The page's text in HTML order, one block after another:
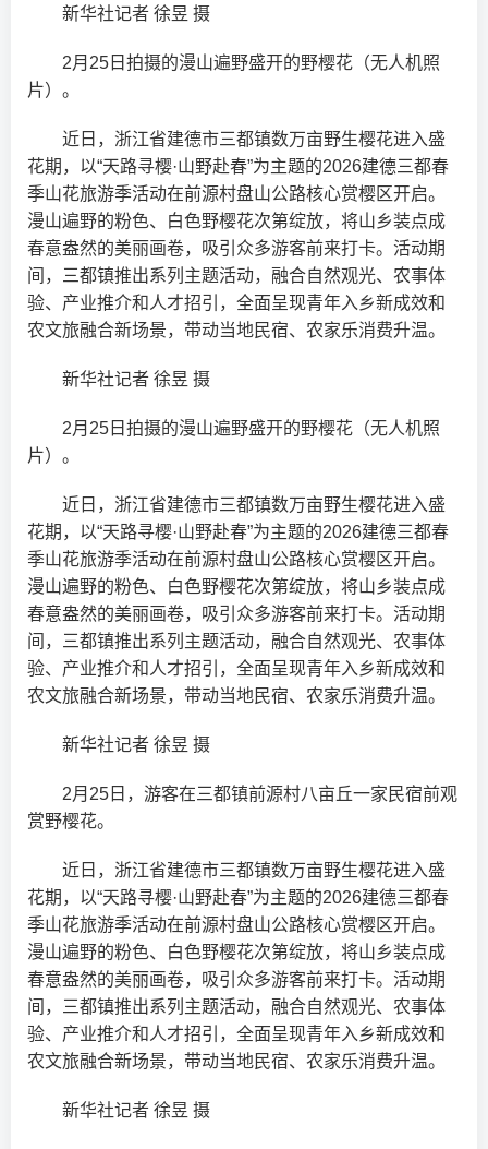
新华社记者 徐昱 摄
2月25日拍摄的漫山遍野盛开的野樱花（无人机照
片）。
近日，浙江省建德市三都镇数万亩野生樱花进入盛
花期，以“天路寻樱·山野赴春”为主题的2026建德三都春
季山花旅游季活动在前源村盘山公路核心赏樱区开启。
漫山遍野的粉色、白色野樱花次第绽放，将山乡装点成
春意盎然的美丽画卷，吸引众多游客前来打卡。活动期
间，三都镇推出系列主题活动，融合自然观光、农事体
验、产业推介和人才招引，全面呈现青年入乡新成效和
农文旅融合新场景，带动当地民宿、农家乐消费升温。
新华社记者 徐昱 摄
2月25日拍摄的漫山遍野盛开的野樱花（无人机照
片）。
近日，浙江省建德市三都镇数万亩野生樱花进入盛
花期，以“天路寻樱·山野赴春”为主题的2026建德三都春
季山花旅游季活动在前源村盘山公路核心赏樱区开启。
漫山遍野的粉色、白色野樱花次第绽放，将山乡装点成
春意盎然的美丽画卷，吸引众多游客前来打卡。活动期
间，三都镇推出系列主题活动，融合自然观光、农事体
验、产业推介和人才招引，全面呈现青年入乡新成效和
农文旅融合新场景，带动当地民宿、农家乐消费升温。
新华社记者 徐昱 摄
2月25日，游客在三都镇前源村八亩丘一家民宿前观
赏野樱花。
近日，浙江省建德市三都镇数万亩野生樱花进入盛
花期，以“天路寻樱·山野赴春”为主题的2026建德三都春
季山花旅游季活动在前源村盘山公路核心赏樱区开启。
漫山遍野的粉色、白色野樱花次第绽放，将山乡装点成
春意盎然的美丽画卷，吸引众多游客前来打卡。活动期
间，三都镇推出系列主题活动，融合自然观光、农事体
验、产业推介和人才招引，全面呈现青年入乡新成效和
农文旅融合新场景，带动当地民宿、农家乐消费升温。
新华社记者 徐昱 摄